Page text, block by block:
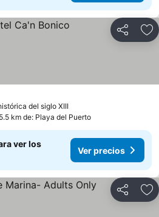
Compartir
del siglo XIII
km de: Playa del Puerto
ver los
Ver precios
Compartir